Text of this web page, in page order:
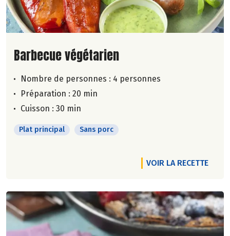
Lire la suite de la recette
Barbecue végétarien
Nombre de personnes : 4 personnes
Préparation : 20 min
Cuisson : 30 min
Plat principal Sans porc
VOIR LA RECETTE